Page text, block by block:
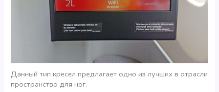
Данный тип кресел предлагает одно из лучших в отрасли
пространство для ног.